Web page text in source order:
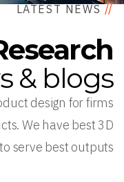
//
LATEST NEWS
& blogs
design for firms
We have best 3D
serve best outputs.